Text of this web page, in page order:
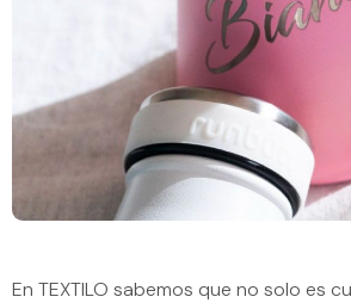
En TEXTILO sabemos que no solo es